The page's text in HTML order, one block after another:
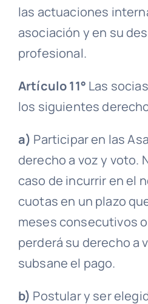
las actuaciones
asociación y en su
profesional.
Artículo 11° Las
los siguientes
a) Participar en las
derecho a voz y voto.
caso de incurrir en el
cuotas en un plazo
meses consecutivos
perderá su derecho a
subsane el pago.
b) Postular y ser